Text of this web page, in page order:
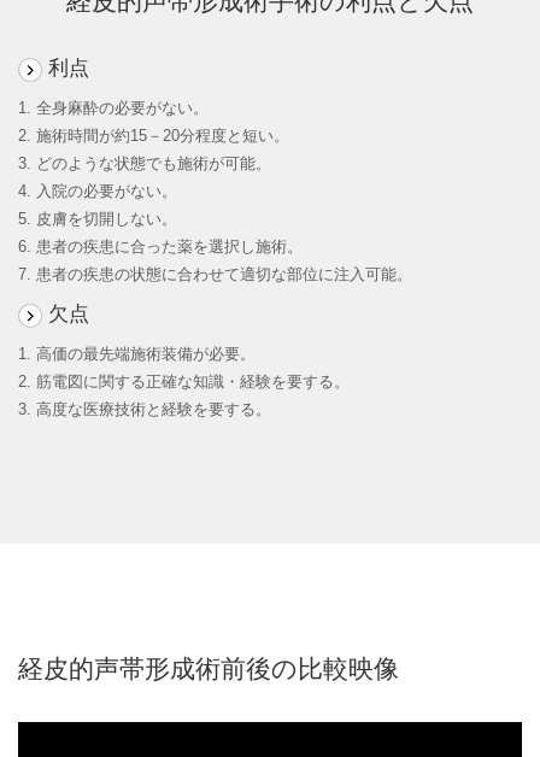
利点
1. 全身麻酔の必要がない。
2. 施術時間が約15－20分程度と短い。
3. どのような状態でも施術が可能。
4. 入院の必要がない。
5. 皮膚を切開しない。
6. 患者の疾患に合った薬を選択し施術。
7. 患者の疾患の状態に合わせて適切な部位に注入可能。
欠点
1. 高価の最先端施術装備が必要。
2. 筋電図に関する正確な知識・経験を要する。
3. 高度な医療技術と経験を要する。
経皮的声帯形成術前後の比較映像